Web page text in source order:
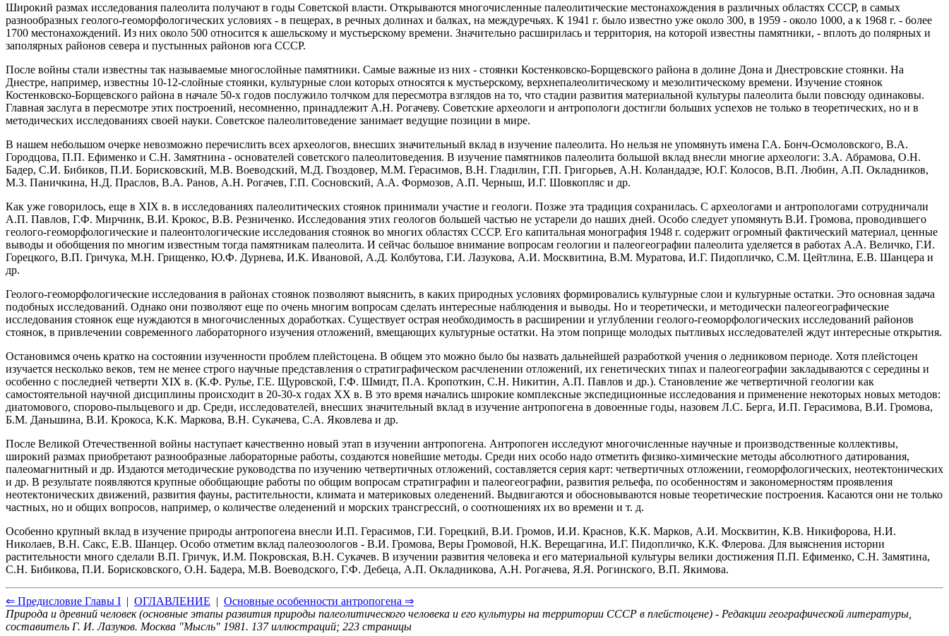
Широкий размах исследования палеолита получают в годы Советской власти. Открываются многочисленные палеолитические местонахождения в различных областях СССР, в самых
разнообразных геолого-геоморфологических условиях - в пещерах, в речных долинах и балках, на междуречьях. К 1941 г. было известно уже около 300, в 1959 - около 1000, а к 1968 г. - более
1700 местонахождений. Из них около 500 относится к ашельскому и мустьерскому времени. Значительно расширилась и территория, на которой известны памятники, - вплоть до полярных и
заполярных районов севера и пустынных районов юга СССР.
После войны стали известны так называемые многослойные памятники. Самые важные из них - стоянки Костенковско-Борщевского района в долине Дона и Днестровские стоянки. На
Днестре, например, известны 10-12-слойные стоянки, культурные слои которых относятся к мустьерскому, верхнепалеолитическому и мезолитическому времени. Изучение стоянок
Костенковско-Борщевского района в начале 50-х годов послужило толчком для пересмотра взглядов на то, что стадии развития материальной культуры палеолита были повсюду одинаковы.
Главная заслуга в пересмотре этих построений, несомненно, принадлежит А.Н. Рогачеву. Советские археологи и антропологи достигли больших успехов не только в теоретических, но и в
методических исследованиях своей науки. Советское палеолитоведение занимает ведущие позиции в мире.
В нашем небольшом очерке невозможно перечислить всех археологов, внесших значительный вклад в изучение палеолита. Но нельзя не упомянуть имена Г.А. Бонч-Осмоловского, В.А.
Городцова, П.П. Ефименко и С.Н. Замятнина - основателей советского палеолитоведения. В изучение памятников палеолита большой вклад внесли многие археологи: З.А. Абрамова, О.Н.
Бадер, С.И. Бибиков, П.И. Борисковский, М.В. Воеводский, М.Д. Гвоздовер, М.М. Герасимов, В.Н. Гладилин, Г.П. Григорьев, А.Н. Коландадзе, Ю.Г. Колосов, В.П. Любин, А.П. Окладников,
М.З. Паничкина, Н.Д. Праслов, В.А. Ранов, А.Н. Рогачев, Г.П. Сосновский, А.А. Формозов, А.П. Черныш, И.Г. Шовкопляс и др.
Как уже говорилось, еще в XIX в. в исследованиях палеолитических стоянок принимали участие и геологи. Позже эта традиция сохранилась. С археологами и антропологами сотрудничали
А.П. Павлов, Г.Ф. Мирчинк, В.И. Крокос, В.В. Резниченко. Исследования этих геологов большей частью не устарели до наших дней. Особо следует упомянуть В.И. Громова, проводившего
геолого-геоморфологические и палеонтологические исследования стоянок во многих областях СССР. Его капитальная монография 1948 г. содержит огромный фактический материал, ценные
выводы и обобщения по многим известным тогда памятникам палеолита. И сейчас большое внимание вопросам геологии и палеогеографии палеолита уделяется в работах А.А. Величко, Г.И.
Горецкого, В.П. Гричука, М.Н. Грищенко, Ю.Ф. Дурнева, И.К. Ивановой, А.Д. Колбутова, Г.И. Лазукова, А.И. Москвитина, В.М. Муратова, И.Г. Пидопличко, С.М. Цейтлина, Е.В. Шанцера и
др.
Геолого-геоморфологические исследования в районах стоянок позволяют выяснить, в каких природных условиях формировались культурные слои и культурные остатки. Это основная задача
подобных исследований. Однако они позволяют еще по очень многим вопросам сделать интересные наблюдения и выводы. Но и теоретически, и методически палеогеографические
исследования стоянок еще нуждаются в многочисленных доработках. Существует острая необходимость в расширении и углублении геолого-геоморфологических исследований районов
стоянок, в привлечении современного лабораторного изучения отложений, вмещающих культурные остатки. На этом поприще молодых пытливых исследователей ждут интересные открытия.
Остановимся очень кратко на состоянии изученности проблем плейстоцена. В общем это можно было бы назвать дальнейшей разработкой учения о ледниковом периоде. Хотя плейстоцен
изучается несколько веков, тем не менее строго научные представления о стратиграфическом расчленении отложений, их генетических типах и палеогеографии закладываются с середины и
особенно с последней четверти XIX в. (К.Ф. Рулье, Г.Е. Щуровской, Г.Ф. Шмидт, П.А. Кропоткин, С.Н. Никитин, А.П. Павлов и др.). Становление же четвертичной геологии как
самостоятельной научной дисциплины происходит в 20-30-х годах XX в. В это время начались широкие комплексные экспедиционные исследования и применение некоторых новых методов:
диатомового, спорово-пыльцевого и др. Среди, исследователей, внесших значительный вклад в изучение антропогена в довоенные годы, назовем Л.С. Берга, И.П. Герасимова, В.И. Громова,
Б.М. Даньшина, В.И. Крокоса, К.К. Маркова, В.Н. Сукачева, С.А. Яковлева и др.
После Великой Отечественной войны наступает качественно новый этап в изучении антропогена. Антропоген исследуют многочисленные научные и производственные коллективы,
широкий размах приобретают разнообразные лабораторные работы, создаются новейшие методы. Среди них особо надо отметить физико-химические методы абсолютного датирования,
палеомагнитный и др. Издаются методические руководства по изучению четвертичных отложений, составляется серия карт: четвертичных отложении, геоморфологических, неотектонических
и др. В результате появляются крупные обобщающие работы по общим вопросам стратиграфии и палеогеографии, развития рельефа, по особенностям и закономерностям проявления
неотектонических движений, развития фауны, растительности, климата и материковых оледенений. Выдвигаются и обосновываются новые теоретические построения. Касаются они не только
частных, но и общих вопросов, например, о количестве оледенений и морских трансгрессий, о соотношениях их во времени и т. д.
Особенно крупный вклад в изучение природы антропогена внесли И.П. Герасимов, Г.И. Горецкий, В.И. Громов, И.И. Краснов, К.К. Марков, А.И. Москвитин, К.В. Никифорова, Н.И.
Николаев, В.Н. Сакс, Е.В. Шанцер. Особо отметим вклад палеозоологов - В.И. Громова, Веры Громовой, Н.К. Верещагина, И.Г. Пидопличко, К.К. Флерова. Для выяснения истории
растительности много сделали В.П. Гричук, И.М. Покровская, В.Н. Сукачев. В изучении развития человека и его материальной культуры велики достижения П.П. Ефименко, С.Н. Замятина,
С.Н. Бибикова, П.И. Борисковского, О.Н. Бадера, М.В. Воеводского, Г.Ф. Дебеца, А.П. Окладникова, А.Н. Рогачева, Я.Я. Рогинского, В.П. Якимова.
⇐ Предисловие Главы I | ОГЛАВЛЕНИЕ | Основные особенности антропогена ⇒
Природа и древний человек (основные этапы развития природы палеолитического человека и его культуры на территории СССР в плейстоцене) - Редакции географической литературы,
составитель Г. И. Лазуков. Москва "Мысль" 1981. 137 иллюстраций; 223 страницы